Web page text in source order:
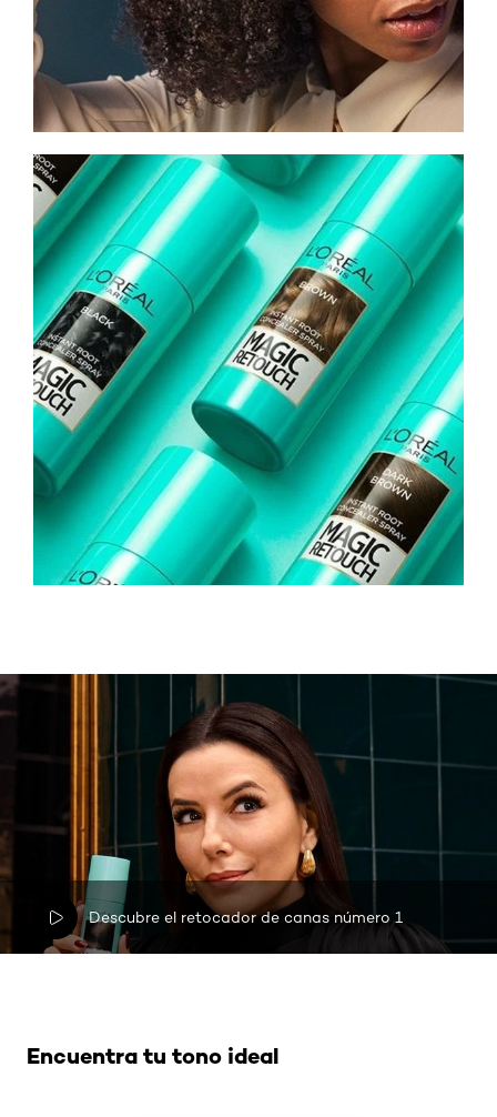
Descubre el retocador de canas número 1
Encuentra tu tono ideal